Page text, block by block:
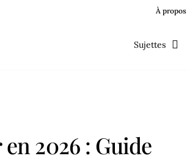
À propos
Sujettes
2026 : Guide